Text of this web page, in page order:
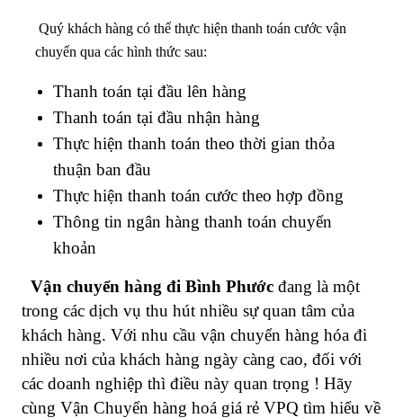
Quý khách hàng có thể thực hiện thanh toán cước vận
chuyển qua các hình thức sau:
Thanh toán tại đầu lên hàng
Thanh toán tại đầu nhận hàng
Thực hiện thanh toán theo thời gian thỏa
thuận ban đầu
Thực hiện thanh toán cước theo hợp đồng
Thông tin ngân hàng thanh toán chuyển
khoản
Vận chuyển hàng đi Bình Phước đang là một
trong các dịch vụ thu hút nhiều sự quan tâm của
khách hàng. Với nhu cầu vận chuyển hàng hóa đi
nhiều nơi của khách hàng ngày càng cao, đối với
các doanh nghiệp thì điều này quan trọng ! Hãy
cùng Vận Chuyển hàng hoá giá rẻ VPQ tìm hiểu về